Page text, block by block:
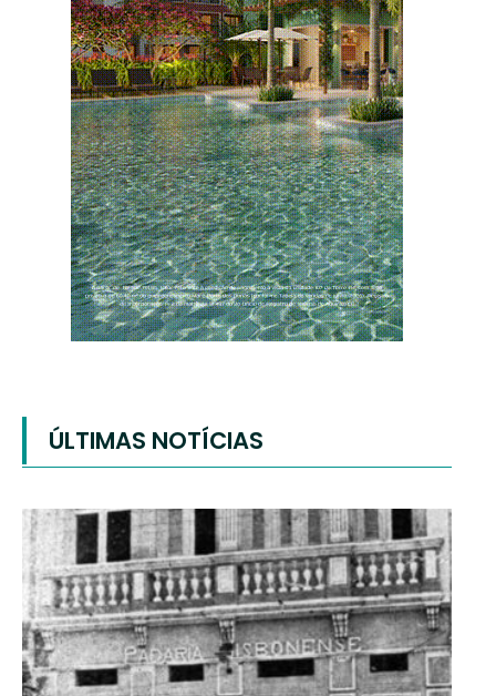
ÚLTIMAS NOTÍCIAS